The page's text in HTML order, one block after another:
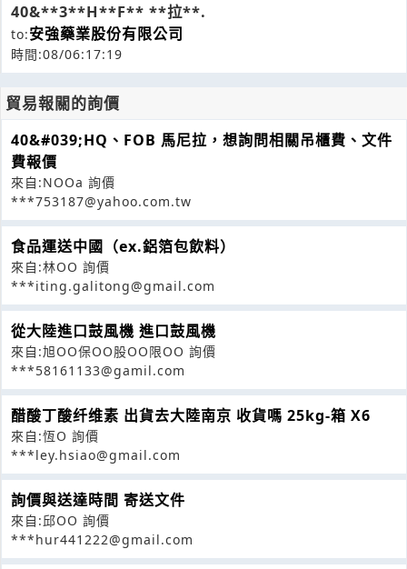
40&**3**H**F** **拉**.
to:安強藥業股份有限公司
時間:08/06:17:19
貿易報關的詢價
40&#039;HQ、FOB 馬尼拉，想詢問相關吊櫃費、文件
費報價
來自:NOOa 詢價
***753187@yahoo.com.tw
食品運送中國（ex.鋁箔包飲料）
來自:林OO 詢價
***iting.galitong@gmail.com
從大陸進口鼓風機 進口鼓風機
來自:旭OO保OO股OO限OO 詢價
***58161133@gamil.com
醋酸丁酸纤维素 出貨去大陸南京 收貨嗎 25kg-箱 X6
來自:恆O 詢價
***ley.hsiao@gmail.com
詢價與送達時間 寄送文件
來自:邱OO 詢價
***hur441222@gmail.com